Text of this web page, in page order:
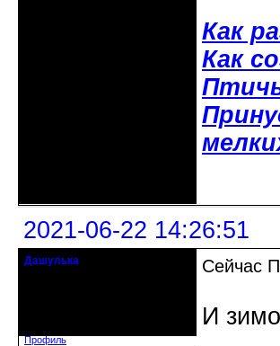
Как
Как
2021-06-22 14:26:51
Дашулька
Профиль
Сейчас
И